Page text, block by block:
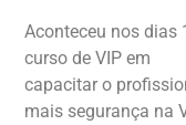
Aconteceu nos dias
curso de VIP em
capacitar o
mais segurança na